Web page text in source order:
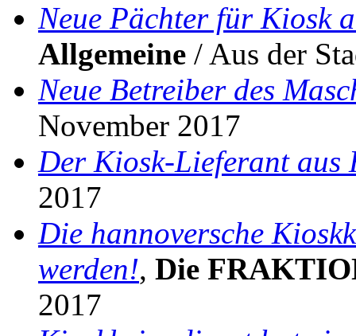
Neue Pächter für Kiosk
Allgemeine / Aus der
Neue Betreiber des
November 2017
Der Kiosk-Lieferant aus
2017
Die hannoversche
werden!, Die
2017